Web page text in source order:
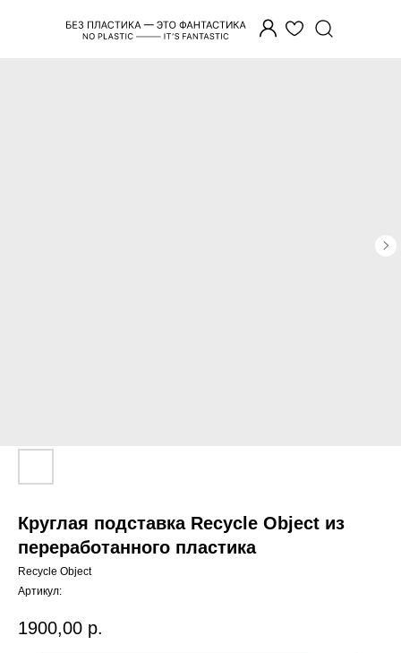
Круглая подставка Recycle Object из
переработанного пластика
Recycle Object
Артикул:
1900,00 р.